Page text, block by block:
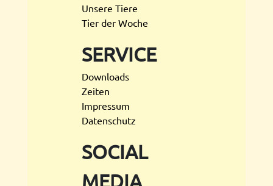
Unsere Tiere
Tier der Woche
SERVICE
Downloads
Zeiten
Impressum
Datenschutz
SOCIAL
MEDIA